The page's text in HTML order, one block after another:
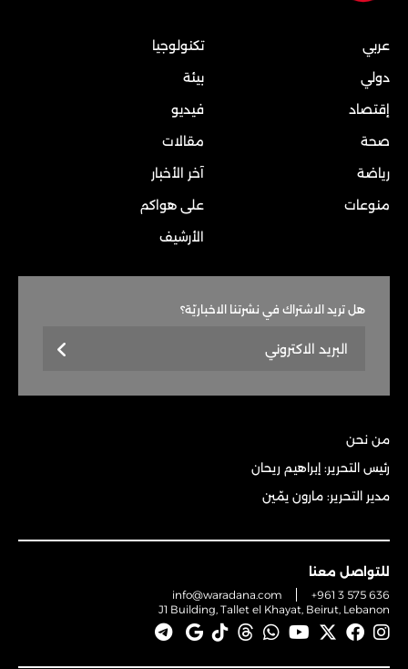
عربي
دولي
إقتصاد
صحة
رياضة
منوعات
تكنولوجيا
بيئة
فيديو
مقالات
آخر الأخبار
على هواكم
الأرشيف
هل تريد الاشتراك في نشرتنا الاخباريّة؟
من نحن
رئيس التحرير: إبراهيم ريحان
مدير التحرير: مارون يمّين
للتواصل معنا
info@waradana.com
+961 3 575 636
J1 Building, Tallet el Khayat, Beirut, Lebanon